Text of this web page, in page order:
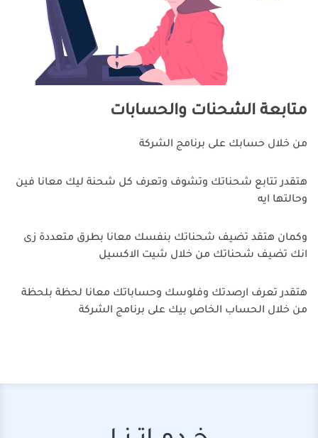
متابعة الشحنات والحسابات
من خلال حسابك على برنامج الشركة
هتقدر تتابع شحناتك وتشوف وتعرف كل شحنة ليك معانا فين
وحالتها ايه
وكمان هتقد تضيف شحناتك بنفسك معانا بطرق متعددة زى
انك تضيف شحناتك من خلال شيت الاكسيل
هتقدر تعرف ارصدتك وفلوسك وحساباتك معانا لحظة بلحظة
من خلال الحساب الخاص بيك على برنامج الشركة